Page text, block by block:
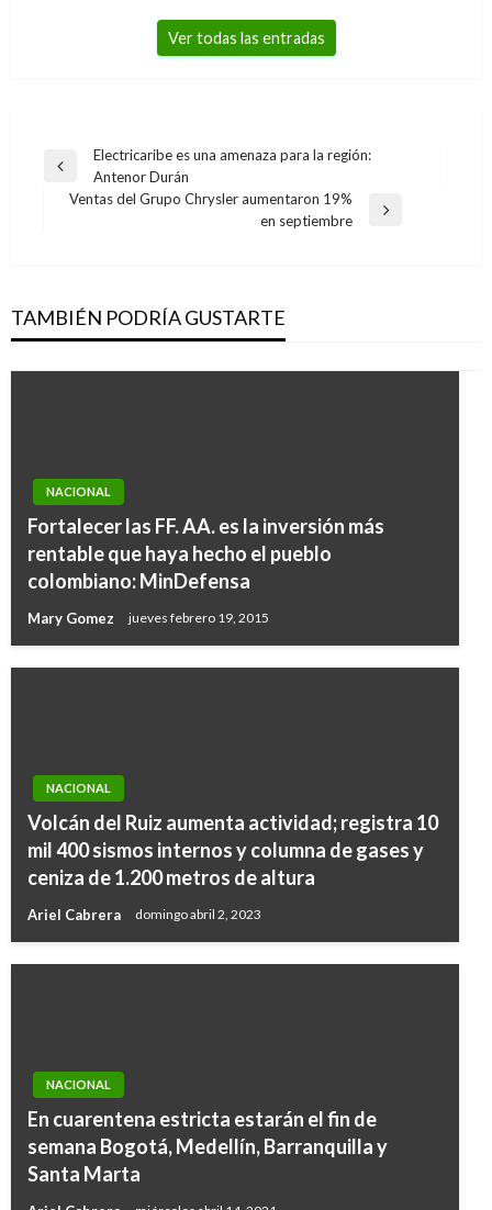
Ver todas las entradas
Navegación
Entrada
anterior
Electricaribe es una amenaza para la región:
Antenor Durán
Ventas del Grupo Chrysler aumentaron 19%
en septiembre
TAMBIÉN PODRÍA GUSTARTE
NACIONAL
Fortalecer las FF. AA. es la inversión más
rentable que haya hecho el pueblo
colombiano: MinDefensa
Mary Gomez jueves febrero 19, 2015
NACIONAL
Volcán del Ruiz aumenta actividad; registra 10
mil 400 sismos internos y columna de gases y
ceniza de 1.200 metros de altura
Ariel Cabrera domingo abril 2, 2023
NACIONAL
En cuarentena estricta estarán el fin de
semana Bogotá, Medellín, Barranquilla y
Santa Marta